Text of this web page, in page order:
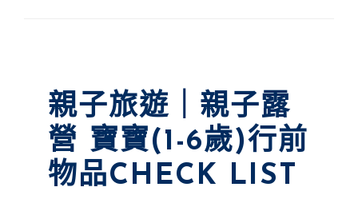
親子旅遊｜親子露
營 寶寶(1-6歲)行前
物品CHECK LIST